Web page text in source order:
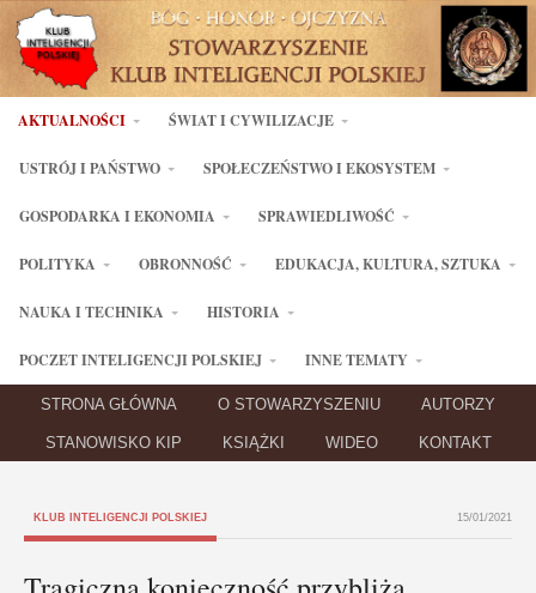
AKTUALNOŚCI ŚWIAT I CYWILIZACJE
USTRÓJ I PAŃSTWO SPOŁECZEŃSTWO I EKOSYSTEM
GOSPODARKA I EKONOMIA SPRAWIEDLIWOŚĆ
POLITYKA OBRONNOŚĆ EDUKACJA, KULTURA, SZTUKA
NAUKA I TECHNIKA HISTORIA
POCZET INTELIGENCJI POLSKIEJ INNE TEMATY
STRONA GŁÓWNA O STOWARZYSZENIU AUTORZY
STANOWISKO KIP KSIĄŻKI WIDEO KONTAKT
KLUB INTELIGENCJI POLSKIEJ 15/01/2021